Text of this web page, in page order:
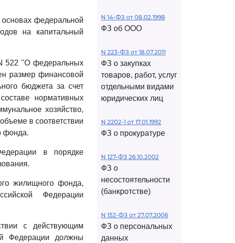
федеральной
на капитальный
522 "О федеральных
размер финансовой
бюджета за счет
нормативных
хозяйство,
в соответствии
фонда.
в порядке
жилищного фонда,
Федерации
с действующим
Федерации должны
N 14-ФЗ от 08.02.1998
ФЗ об ООО
N 223-ФЗ от 18.07.2011
ФЗ о закупках
товаров, работ, услуг
отдельными видами
юридических лиц
N 2202-1 от 17.01.1992
ФЗ о прокуратуре
N 127-ФЗ 26.10.2002
ФЗ о
несостоятельности
(банкротстве)
N 152-ФЗ от 27.07.2006
ФЗ о персональных
данных